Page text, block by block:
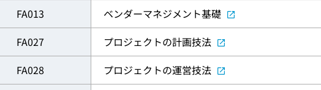
FA013
ベンダーマネジメント基礎
FA027
プロジェクトの計画技法
FA028
プロジェクトの運営技法